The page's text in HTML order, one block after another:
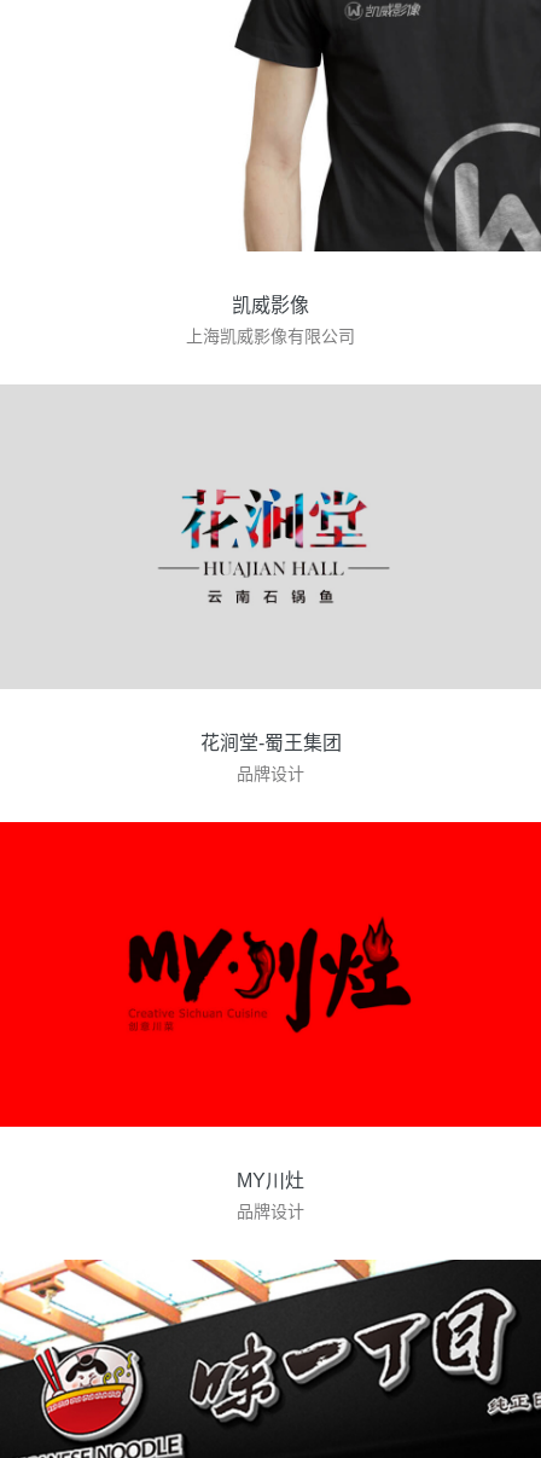
凯威影像
上海凯威影像有限公司
花涧堂-蜀王集团
品牌设计
MY川灶
品牌设计